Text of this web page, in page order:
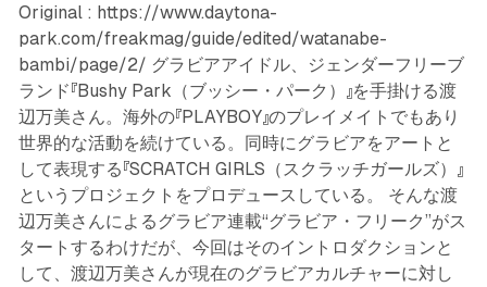
Original : https://www.daytona-
park.com/freakmag/guide/edited/watanabe-
bambi/page/2/ グラビアアイドル、ジェンダーフリーブ
ランド『Bushy Park（ブッシー・パーク）』を手掛ける渡
辺万美さん。海外の『PLAYBOY』のプレイメイトでもあり
世界的な活動を続けている。同時にグラビアをアートと
して表現する『SCRATCH GIRLS（スクラッチガールズ）』
というプロジェクトをプロデュースしている。 そんな渡
辺万美さんによるグラビア連載“グラビア・フリーク”がス
タートするわけだが、今回はそのイントロダクションと
して、渡辺万美さんが現在のグラビアカルチャーに対し